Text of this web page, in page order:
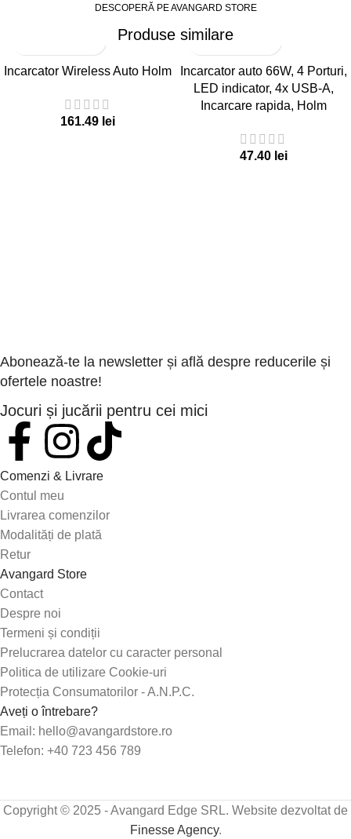
DESCOPERĂ PE AVANGARD STORE
Produse similare
Incarcator Wireless Auto Holm
161.49 lei
Incarcator auto 66W, 4 Porturi,
LED indicator, 4x USB-A,
Incarcare rapida, Holm
47.40 lei
Abonează-te la newsletter și află despre reducerile și
ofertele noastre!
Jocuri și jucării pentru cei mici
Comenzi & Livrare
Contul meu
Livrarea comenzilor
Modalități de plată
Retur
Avangard Store
Contact
Despre noi
Termeni și condiții
Prelucrarea datelor cu caracter personal
Politica de utilizare Cookie-uri
Protecția Consumatorilor - A.N.P.C.
Aveți o întrebare?
Email: hello@avangardstore.ro
Telefon: +40 723 456 789
Copyright © 2025 - Avangard Edge SRL. Website dezvoltat de
Finesse Agency.